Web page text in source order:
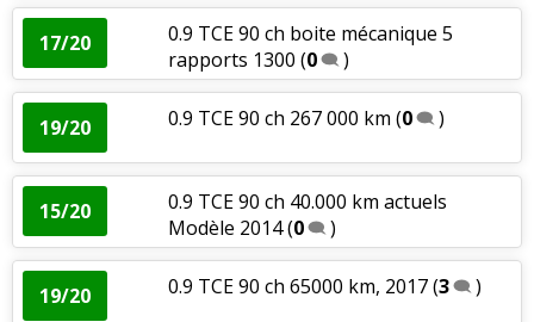
17/20
0.9 TCE 90 ch boite mécanique 5
rapports 1300 (0 )
19/20 0.9 TCE 90 ch 267 000 km (0 )
15/20
0.9 TCE 90 ch 40.000 km actuels
Modèle 2014(0 )
19/20 0.9 TCE 90 ch 65000 km, 2017(3 )